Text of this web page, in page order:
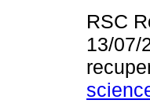
RSC
13/07/